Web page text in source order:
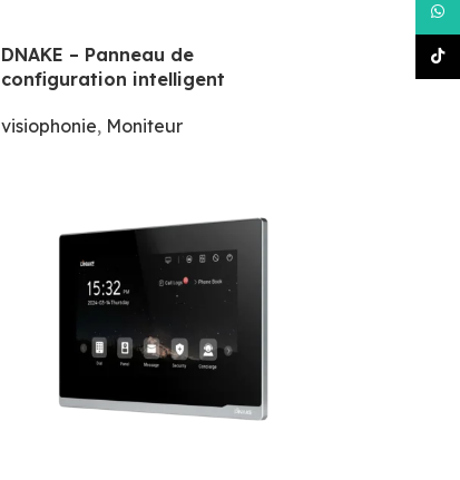
DNAKE – Panneau de
configuration intelligent
visiophonie, Moniteur